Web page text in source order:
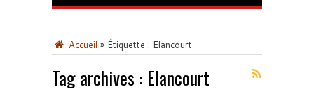
Accueil » Étiquette : Elancourt
Tag archives : Elancourt